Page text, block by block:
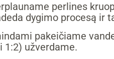
perlines
dygimo procesą ir
pakeičiame
1:2) užverdame.